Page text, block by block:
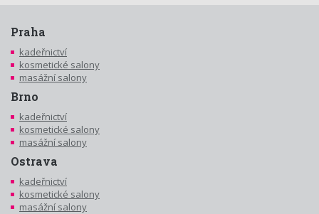
Praha
kadeřnictví
kosmetické salony
masážní salony
Brno
kadeřnictví
kosmetické salony
masážní salony
Ostrava
kadeřnictví
kosmetické salony
masážní salony